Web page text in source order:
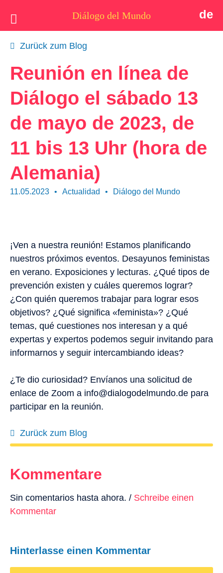
Diálogo del Mundo de
Idea
Actualidad
Tema
Apoyo
Contacto
Zurück zum Blog
Reunión en línea de
Diálogo el sábado 13
de mayo de 2023, de
11 bis 13 Uhr (hora de
Alemania)
11.05.2023 • Actualidad • Diálogo del Mundo
¡Ven a nuestra reunión! Estamos planificando
nuestros próximos eventos. Desayunos feministas
en verano. Exposiciones y lecturas. ¿Qué tipos de
prevención existen y cuáles queremos lograr?
¿Con quién queremos trabajar para lograr esos
objetivos? ¿Qué significa «feminista»? ¿Qué
temas, qué cuestiones nos interesan y a qué
expertas y expertos podemos seguir invitando para
informarnos y seguir intercambiando ideas?
¿Te dio curiosidad? Envíanos una solicitud de
enlace de Zoom a info@dialogodelmundo.de para
participar en la reunión.
Zurück zum Blog
Kommentare
Sin comentarios hasta ahora. / Schreibe einen
Kommentar
Hinterlasse einen Kommentar